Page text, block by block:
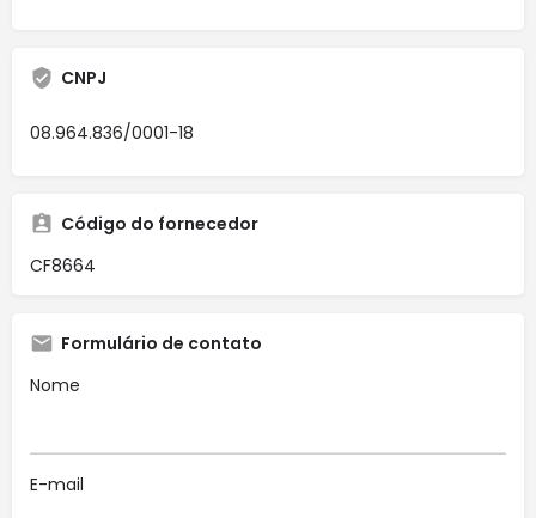
CNPJ
08.964.836/0001-18
Código do fornecedor
CF8664
Formulário de contato
Nome
E-mail